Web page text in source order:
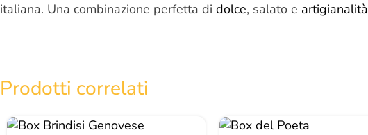
italiana. Una combinazione perfetta di dolce, salato e artigianalità
Prodotti correlati